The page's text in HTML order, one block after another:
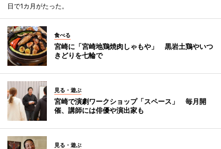
日で1カ月がたった。
食べる
宮崎に「宮崎地鶏焼肉しゃもや」 黒岩土鶏やいつ
きどりを七輪で
見る・遊ぶ
宮崎で演劇ワークショップ「スペース」 毎月開
催、講師には俳優や演出家も
見る・遊ぶ